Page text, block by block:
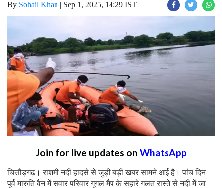
By Sohail Khan | Sep 1, 2025, 14:29 IST
Join for live updates on WhatsApp
चित्तौड़गढ़। राशमी नदी हादसे से जुड़ी बड़ी खबर सामने आई है। पांच दिन
पूर्व मारुति वैन में सवार परिवार गूगल मैप के सहारे गलत रास्ते से नदी में जा